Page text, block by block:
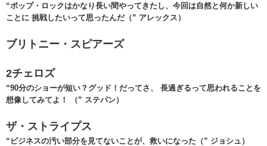
“ポップ・ロックはかなり長い間やってきたし、今回は自然と何か新しい
ことに 挑戦したいって思ったんだ（” アレックス）
ブリトニー・スピアーズ
2チェロズ
“90分のショーが短い？グッド！だってさ、 長過ぎるって思われることを
想像してみてよ！ （” ステパン）
ザ・ストライプス
“ビジネスの汚い部分を見てないことが、救いになった（” ジョシュ）